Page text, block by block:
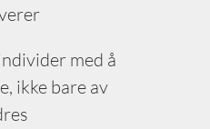
med å
ikke bare av